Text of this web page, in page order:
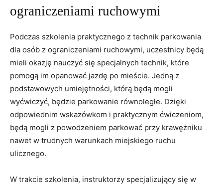
ograniczeniami ruchowymi
Podczas szkolenia praktycznego z technik parkowania
dla osób z ograniczeniami ruchowymi, uczestnicy będą‌
mieli okazję nauczyć się specjalnych technik, które⁣
pomogą im opanować jazdę ⁣po mieście. Jedną z
podstawowych umiejętności, którą będą⁣ mogli⁢
wyćwiczyć, będzie parkowanie równoległe.​ Dzięki
odpowiednim wskazówkom ‍i ​praktycznym ćwiczeniom,
będą⁢ mogli z‌ powodzeniem⁣ parkować ‍przy krawężniku
nawet w trudnych warunkach miejskiego ruchu‍
ulicznego.
W trakcie szkolenia, instruktorzy specjalizujący się ‌w